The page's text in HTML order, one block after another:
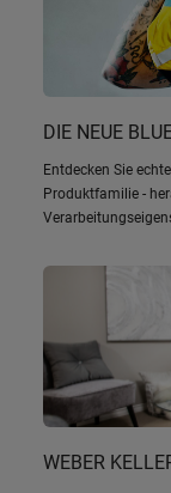
DIE NEUE
Entdecken Sie
Produktfamilie -
WEBER